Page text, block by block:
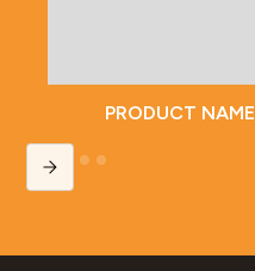
PRODUCT NAME
Slide 2 of 5.